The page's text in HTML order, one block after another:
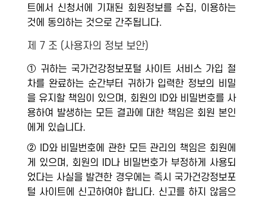
트에서 신청서에 기재된 회원정보를 수집, 이용하는
것에 동의하는 것으로 간주됩니다.
제 7 조 (사용자의 정보 보안)
① 귀하는 국가건강정보포털 사이트 서비스 가입 절
차를 완료하는 순간부터 귀하가 입력한 정보의 비밀
을 유지할 책임이 있으며, 회원의 ID와 비밀번호를 사
용하여 발생하는 모든 결과에 대한 책임은 회원 본인
에게 있습니다.
② ID와 비밀번호에 관한 모든 관리의 책임은 회원에
게 있으며, 회원의 ID나 비밀번호가 부정하게 사용되
었다는 사실을 발견한 경우에는 즉시 국가건강정보포
털 사이트에 신고하여야 합니다. 신고를 하지 않음으